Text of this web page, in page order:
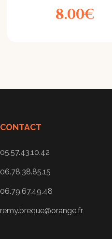
8.00€
CONTACT
05.57.43.10.42
06.78.38.85.15
06.79.67.49.48
remy.breque@orange.fr